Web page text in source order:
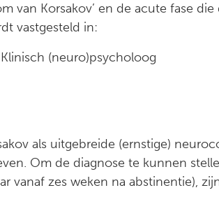
van Korsakov’ en de acute fase
vastgesteld in:
(neuro)psycholoog
als uitgebreide (ernstige)
Om de diagnose te kunnen
vanaf zes weken na abstinentie),